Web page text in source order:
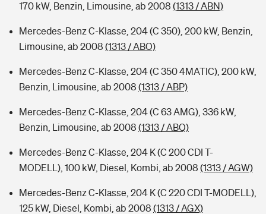
170 kW, Benzin, Limousine, ab 2008 (1313 / ABN)
Mercedes-Benz C-Klasse, 204 (C 350), 200 kW, Benzin,
Limousine, ab 2008 (1313 / ABO)
Mercedes-Benz C-Klasse, 204 (C 350 4MATIC), 200 kW,
Benzin, Limousine, ab 2008 (1313 / ABP)
Mercedes-Benz C-Klasse, 204 (C 63 AMG), 336 kW,
Benzin, Limousine, ab 2008 (1313 / ABQ)
Mercedes-Benz C-Klasse, 204 K (C 200 CDI T-
MODELL), 100 kW, Diesel, Kombi, ab 2008 (1313 / AGW)
Mercedes-Benz C-Klasse, 204 K (C 220 CDI T-MODELL),
125 kW, Diesel, Kombi, ab 2008 (1313 / AGX)